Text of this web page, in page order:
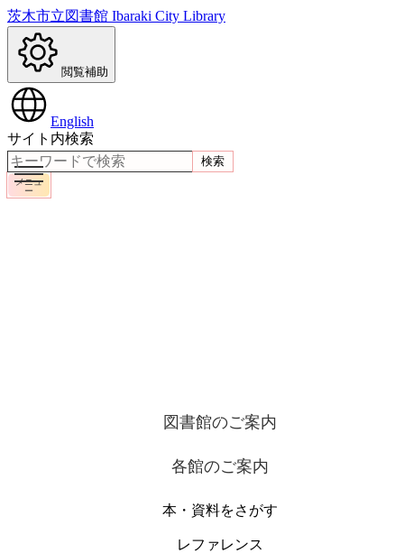
茨木市立図書館 Ibaraki City Library
閲覧補助
English
サイト内検索
検索
メニュ
ー
図書館のご案内
各館のご案内
本・資料をさがす
レファレンス